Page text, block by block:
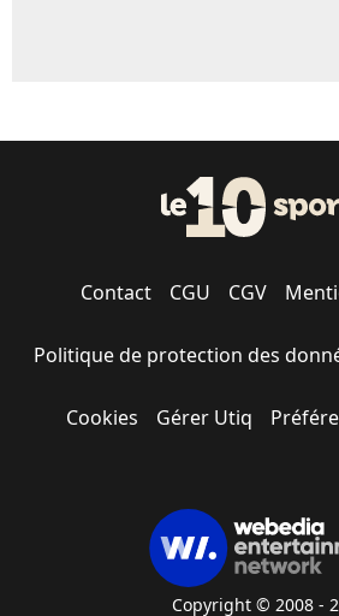
Contact CGU CGV
Politique de protection des
Cookies Gérer Utiq
Copyright © 2008 -